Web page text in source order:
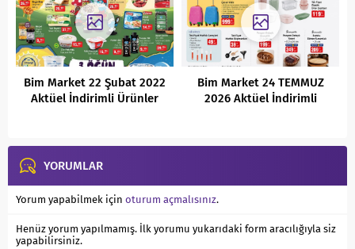
Bim Market 22 Şubat 2022
Aktüel İndirimli Ürünler
Bim Market 24 TEMMUZ
2026 Aktüel İndirimli
YORUMLAR
Yorum yapabilmek için oturum açmalısınız.
Henüz yorum yapılmamış. İlk yorumu yukarıdaki form aracılığıyla siz
yapabilirsiniz.